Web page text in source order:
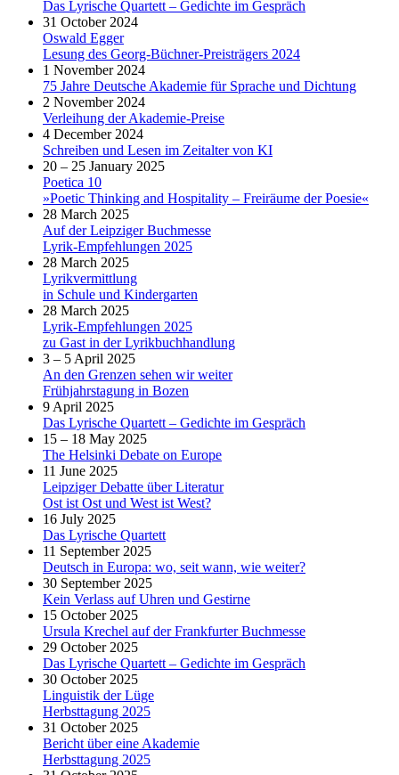
Das Lyrische Quartett – Gedichte im Gespräch
31 October 2024
Oswald Egger
Lesung des Georg-Büchner-Preisträgers 2024
1 November 2024
75 Jahre Deutsche Akademie für Sprache und Dichtung
2 November 2024
Verleihung der Akademie-Preise
4 December 2024
Schreiben und Lesen im Zeitalter von KI
20 – 25 January 2025
Poetica 10
»Poetic Thinking and Hospitality – Freiräume der Poesie«
28 March 2025
Auf der Leipziger Buchmesse
Lyrik-Empfehlungen 2025
28 March 2025
Lyrikvermittlung
in Schule und Kindergarten
28 March 2025
Lyrik-Empfehlungen 2025
zu Gast in der Lyrikbuchhandlung
3 – 5 April 2025
An den Grenzen sehen wir weiter
Frühjahrstagung in Bozen
9 April 2025
Das Lyrische Quartett – Gedichte im Gespräch
15 – 18 May 2025
The Helsinki Debate on Europe
11 June 2025
Leipziger Debatte über Literatur
Ost ist Ost und West ist West?
16 July 2025
Das Lyrische Quartett
11 September 2025
Deutsch in Europa: wo, seit wann, wie weiter?
30 September 2025
Kein Verlass auf Uhren und Gestirne
15 October 2025
Ursula Krechel auf der Frankfurter Buchmesse
29 October 2025
Das Lyrische Quartett – Gedichte im Gespräch
30 October 2025
Linguistik der Lüge
Herbsttagung 2025
31 October 2025
Bericht über eine Akademie
Herbsttagung 2025